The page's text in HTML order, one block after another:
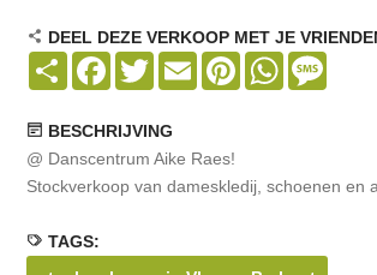
DEEL DEZE VERKOOP MET JE
Share Facebook
TwitterEmail PinterestWhatsApp
BESCHRIJVING
@ Danscentrum Aike Raes!
Stockverkoop van dameskledij, schoenen en
TAGS: